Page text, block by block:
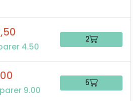
4.50
2
9.00
5